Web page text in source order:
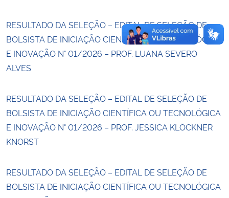
RESULTADO DA SELEÇÃO – EDITAL DE SELEÇÃO DE
BOLSISTA DE INICIAÇÃO CIENTÍFICA OU TECNOLÓGICA
E INOVAÇÃO N° 01/2026 – PROF. LUANA SEVERO
ALVES
RESULTADO DA SELEÇÃO – EDITAL DE SELEÇÃO DE
BOLSISTA DE INICIAÇÃO CIENTÍFICA OU TECNOLÓGICA
E INOVAÇÃO N° 01/2026 – PROF. JESSICA KLÖCKNER
KNORST
RESULTADO DA SELEÇÃO – EDITAL DE SELEÇÃO DE
BOLSISTA DE INICIAÇÃO CIENTÍFICA OU TECNOLÓGICA